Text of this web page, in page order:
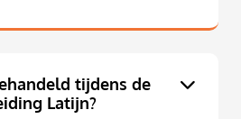
tijdens de
Latijn?